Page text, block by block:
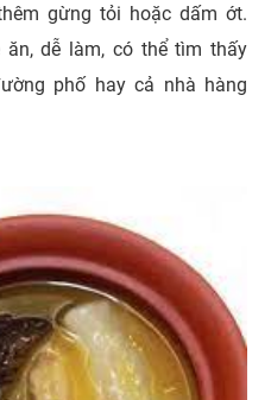
gừng tỏi hoặc dấm ớt.
dễ làm, có thể tìm thấy
phố hay cả nhà hàng